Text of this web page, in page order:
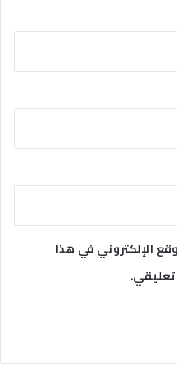
الإلكتروني في هذا